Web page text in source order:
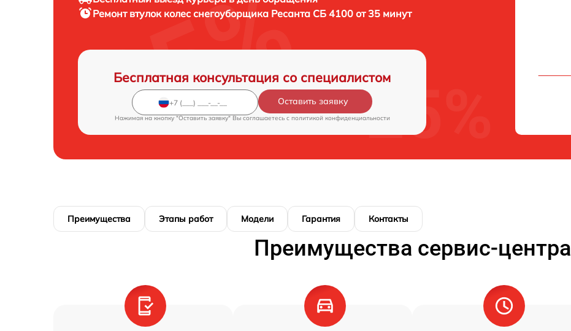
Ремонт втулок колес снегоуборщика Ресанта СБ 4100 от 35 минут
Бесплатная консультация со специалистом
Оставить заявку
Нажимая на кнопку "Оставить заявку" Вы соглашаетесь c политикой конфиденциальности
Преимущества Этапы работ Модели Гарантия Контакты
Преимущества сервис-центра